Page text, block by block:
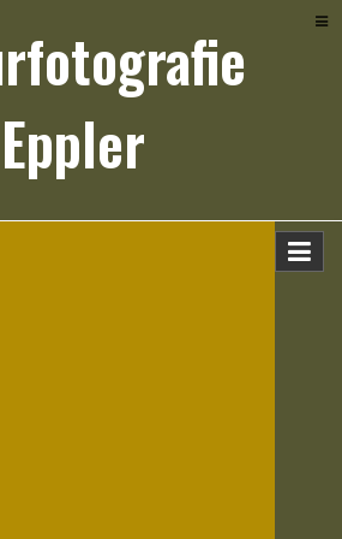
Eppler